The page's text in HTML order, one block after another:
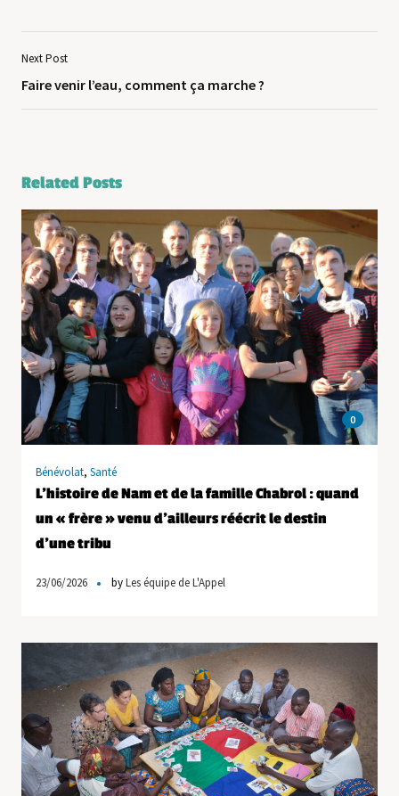
Next Post
Faire venir l’eau, comment ça marche ?
Related Posts
0
Bénévolat, Santé
L’histoire de Nam et de la famille Chabrol : quand
un « frère » venu d’ailleurs réécrit le destin
d’une tribu
23/06/2026 byLes équipe de L'Appel